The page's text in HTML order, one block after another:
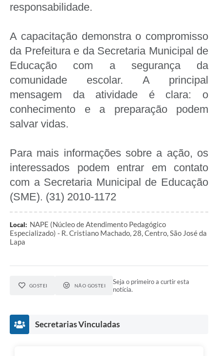
responsabilidade.
A capacitação demonstra o compromisso
da Prefeitura e da Secretaria Municipal de
Educação com a segurança da
comunidade escolar. A principal
mensagem da atividade é clara: o
conhecimento e a preparação podem
salvar vidas.
Para mais informações sobre a ação, os
interessados podem entrar em contato
com a Secretaria Municipal de Educação
(SME). (31) 2010-1172
Local: NAPE (Núcleo de Atendimento Pedagógico
Especializado) - R. Cristiano Machado, 28, Centro, São José da
Lapa
GOSTEI NÃO GOSTEI
Seja o primeiro a curtir esta
notícia.
Secretarias Vinculadas